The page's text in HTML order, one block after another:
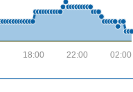
02:00
22:00
18:00